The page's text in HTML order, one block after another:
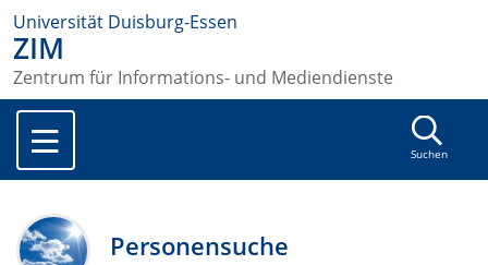
Universität Duisburg-Essen
ZIM
Zentrum für Informations- und Mediendienste
Suchen
Personensuche